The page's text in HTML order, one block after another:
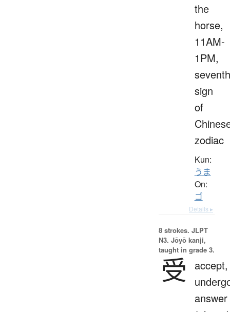
the
horse,
11AM-
1PM,
seventh
sign
of
zodiac
Kun:
うま
On:
ゴ
Details ▸
8 strokes. JLPT
N3. Jōyō kanji,
taught in grade 3.
受
accept,
answer